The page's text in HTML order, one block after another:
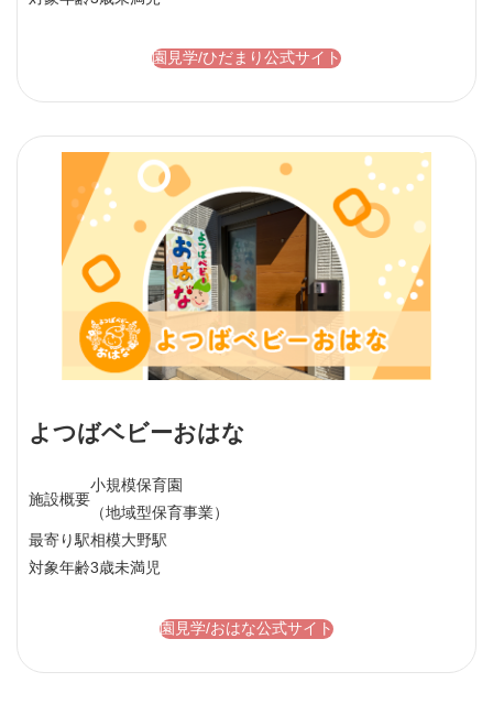
園見学/ひだまり公式サイト
よつばベビーおはな
施設概要
小規模保育園
（地域型保育事業）
最寄り駅相模大野駅
対象年齢3歳未満児
園見学/おはな公式サイト